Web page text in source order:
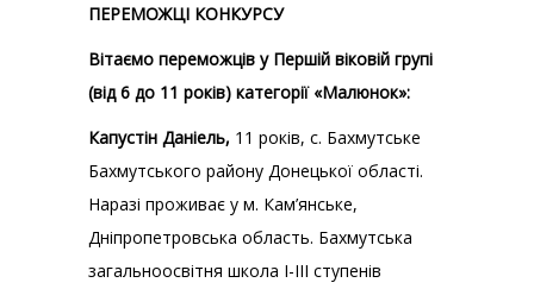
ПЕРЕМОЖЦІ КОНКУРСУ
Вітаємо переможців у Першій віковій групі
(від 6 до 11 років) категорії «Малюнок»:
Капустін Даніель, 11 років, с. Бахмутське
Бахмутського району Донецької області.
Наразі проживає у м. Кам’янське,
Дніпропетровська область. Бахмутська
загальноосвітня школа І-ІІІ ступенів